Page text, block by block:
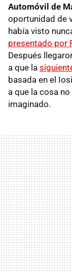
Automóvil de
oportunidad de
había visto
presentado por
Después
a que la
basada en el
a que la cosa
imaginado.